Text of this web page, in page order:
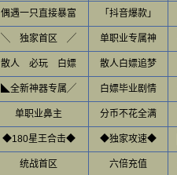
偶遇一只直接暴富 「抖音爆款」
╲ 独家首区 ╱ 单职业专属神
散人 必玩 白嫖 散人白嫖追梦
◣全新神器专属╱ 白嫖毕业剧情
单职业鼻主 分币不花全满
◆180星王合击◆ ◆独家攻速◆
统战首区 六倍充值